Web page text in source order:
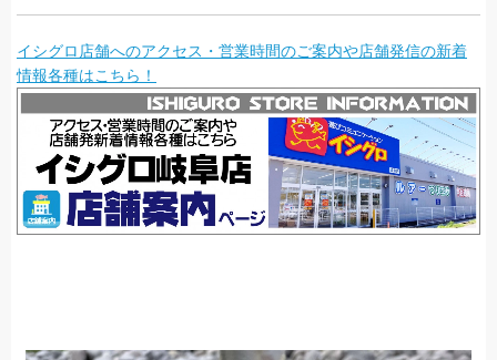
イシグロ店舗へのアクセス・営業時間のご案内や店舗発信の新着
情報各種はこちら！